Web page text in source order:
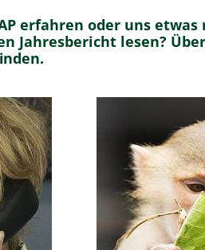
erfahren oder uns
Jahresbericht lesen?
Wählen Sie
Kategorie
Antwort auf